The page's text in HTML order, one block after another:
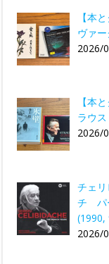
【本
ヴァ
2026/
【本
ラウス
2026/
チェ
チ パ
(1990,
2026/